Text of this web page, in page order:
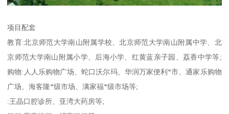
项目配套
教育:北京师范大学南山附属学校、北京师范大学南山附属中学、北
京师范大学南山附属小学、后海小学、红黄蓝亲子园、荔香中学等;
购物:人人乐购物广场、蛇口沃尔玛、华润万家便利*市、通家乐购物
广场、海客隆*级市场、满家福*级市场等;
:王晶口腔诊所、亚湾大药房等;